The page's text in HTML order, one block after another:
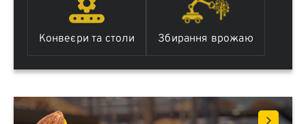
Конвеєри та столи Збирання врожаю